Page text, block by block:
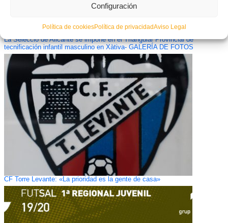
Configuración
Política de cookiesPolítica de privacidadAviso Legal
La Selecció de Alicante se impone en el Triangular Provincial de
tecnificación infantil masculino en Xàtiva- GALERÍA DE FOTOS
CF Torre Levante: «La prioridad es la gente de casa»